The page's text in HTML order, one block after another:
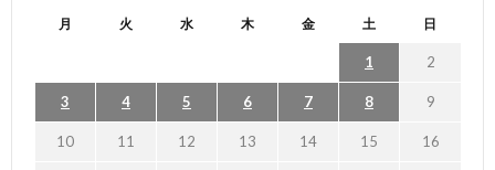
月 火 水 木 金 土 日
1 2
3 4 5 6 7 8 9
10 11 12 13 14 15 16